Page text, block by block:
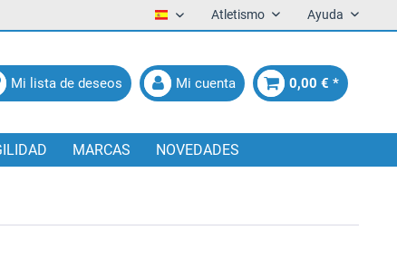
EspañolAtletismo Ayuda
Mi lista de deseos Mi cuenta 0,00 € *
MARCAS NOVEDADES